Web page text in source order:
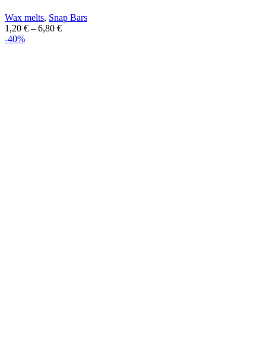
Wax melts, Snap Bars
1,20 € – 6,80 €
-40%